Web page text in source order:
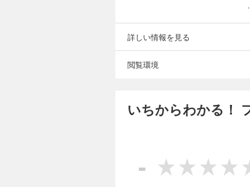
詳しい情報を見る
閲覧環境
いちからわかる！
-